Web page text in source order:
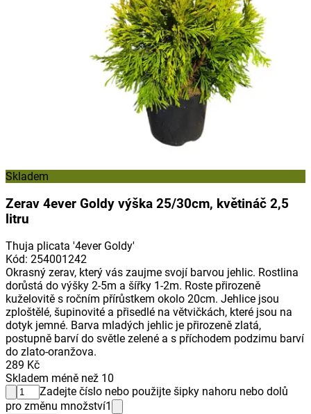
Skladem
Zerav 4ever Goldy výška 25/30cm, květináč 2,5
litru
Thuja plicata '4ever Goldy'
Kód: 254001242
Okrasný zerav, který vás zaujme svojí barvou jehlic. Rostlina
dorůstá do výšky 2-5m a šířky 1-2m. Roste přirozeně
kuželovitě s ročním přírůstkem okolo 20cm. Jehlice jsou
zploštělé, šupinovité a přisedlé na větvičkách, které jsou na
dotyk jemné. Barva mladých jehlic je přirozeně zlatá,
postupně barví do světle zelené a s příchodem podzimu barví
do zlato-oranžova.
289 Kč
Skladem méně než 10
Zadejte číslo nebo použijte šipky nahoru nebo dolů
pro změnu množství1